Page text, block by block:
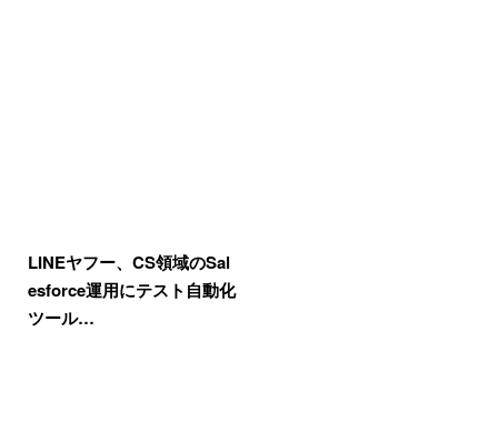
LINEヤフー、CS領域のSal
esforce運用にテスト自動化
ツール…